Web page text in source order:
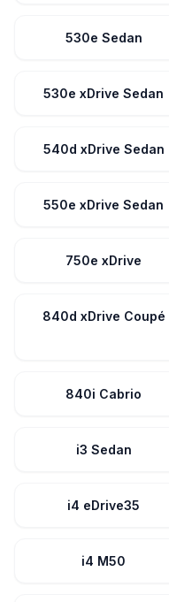
530e Sedan
530e xDrive Sedan
540d xDrive Sedan
550e xDrive Sedan
750e xDrive
840d xDrive Coupé
840i Cabrio
i3 Sedan
i4 eDrive35
i4 M50